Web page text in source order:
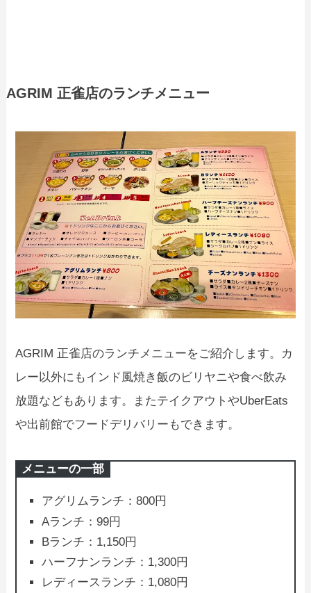
AGRIM 正雀店のランチメニュー
AGRIM 正雀店のランチメニューをご紹介します。カ
レー以外にもインド風焼き飯のビリヤニや食べ飲み
放題などもあります。またテイクアウトやUberEats
や出前館でフードデリバリーもできます。
メニューの一部
アグリムランチ：800円
Aランチ：99円
Bランチ：1,150円
ハーフナンランチ：1,300円
レディースランチ：1,080円